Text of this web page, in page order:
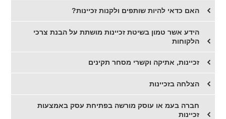
​האם כדאי להיות שותפים ולקנות זכיינות?
הידע אשר טמון בשיטת זכיינות מושתת על הבנת צרכי
הלקוחות
זכיינות, אתיקה וקשרי מסחר תקינים
הצלחה בזכיינות
​חברה בעמ או עוסק מורשה בפתיחת עסק באמצעות
זכיינות